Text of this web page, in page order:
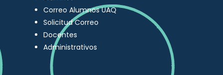
Correo Alumnos UAQ
Solicitud Correo
Docentes
Administrativos